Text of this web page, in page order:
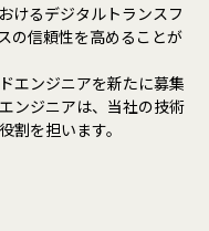
けるデジタルトランスフ
の信頼性を高めることが
エンジニアを新たに募集
ンジニアは、当社の技術
割を担います。